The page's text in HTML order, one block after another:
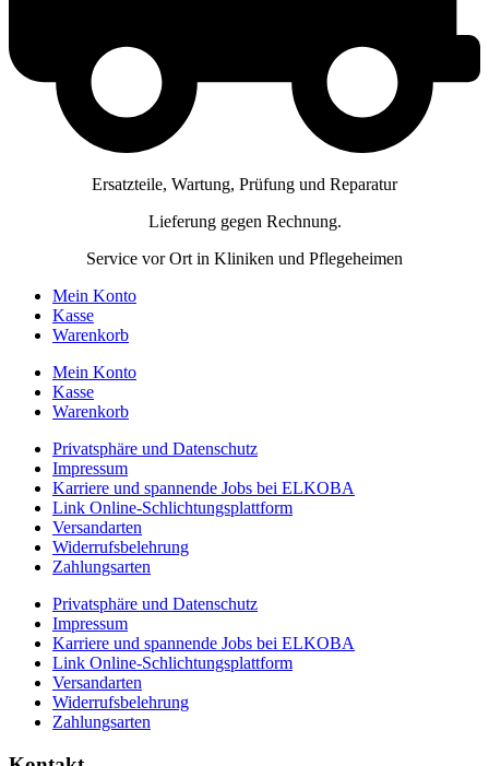
Ersatzteile, Wartung, Prüfung und Reparatur
Lieferung gegen Rechnung.
Service vor Ort in Kliniken und Pflegeheimen
Mein Konto
Kasse
Warenkorb
Mein Konto
Kasse
Warenkorb
Privatsphäre und Datenschutz
Impressum
Karriere und spannende Jobs bei ELKOBA
Link Online-Schlichtungsplattform
Versandarten
Widerrufsbelehrung
Zahlungsarten
Privatsphäre und Datenschutz
Impressum
Karriere und spannende Jobs bei ELKOBA
Link Online-Schlichtungsplattform
Versandarten
Widerrufsbelehrung
Zahlungsarten